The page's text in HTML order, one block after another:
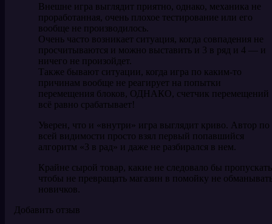
Внешне игра выглядит приятно, однако, механика не
проработанная, очень плохое тестирование или его
вообще не производилось.
Очень часто возникает ситуация, когда совпадения не
просчитываются и можно выставить и 3 в ряд и 4 — и
ничего не произойдет.
Также бывают ситуации, когда игра по каким-то
причинам вообще не реагирует на попытки
перемещения блоков, ОДНАКО, счетчик перемещений
всё равно срабатывает!
Уверен, что и «внутри» игра выглядит криво. Автор по
всей видимости просто взял первый попавшийся
алгоритм «3 в рад» и даже не разбирался в нем.
Крайне сырой товар, какие не следовало бы
чтобы не превращать магазин в помойку не
новичков.
Добавить отзыв